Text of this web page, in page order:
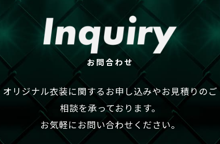
お問合わせ
オリジナル衣装に関するお申し込みやお見積りのご
相談を承っております。
お気軽にお問い合わせください。